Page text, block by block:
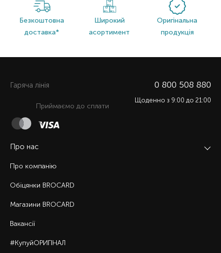
Безкоштовна
доставка*
Широкий
асортимент
Оригінальна
продукція
Про нас
Про компанію
Обіцянки BROCARD
Магазини BROCARD
Вакансії
#КупуйОРИГІНАЛ
Гаряча лiнiя 0 800 508 880
Щоденно з 9:00 до 21:00
Приймаємо до сплати